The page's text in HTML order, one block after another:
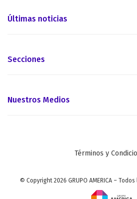
Últimas noticias
Secciones
Nuestros Medios
Términos y
© Copyright 2026 GRUPO AMERICA –